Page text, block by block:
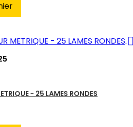

- 25 LAMES RONDES